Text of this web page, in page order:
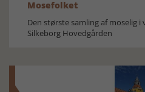
Mosefolket
Den største samling af moselig i
Silkeborg Hovedgården